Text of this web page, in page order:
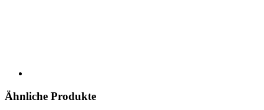
Ähnliche Produkte